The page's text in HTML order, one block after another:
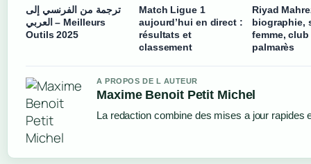
ترجمة من الفرنسي إلى
العربي – Meilleurs
Outils 2025
Match Ligue 1
aujourd’hui en direct :
résultats et
classement
Riyad
biographie,
femme,
palmarès
A PROPOS DE L AUTEUR
Maxime Benoit Petit Michel
La redaction combine des mises a jour rapides